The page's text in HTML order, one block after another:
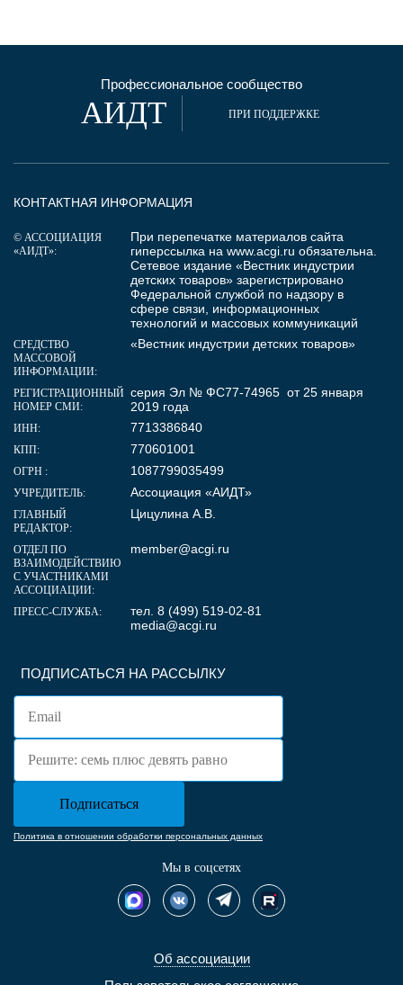
Профессиональное сообщество
АИДТ ПРИ ПОДДЕРЖКЕ
Об ассоциации
ПОДПИСАТЬСЯ НА РАССЫЛКУ
Политика в отношении обработки персональных данных
Мы в соцсетях
КОНТАКТНАЯ ИНФОРМАЦИЯ
© АССОЦИАЦИЯ
«АИДТ»:
При перепечатке материалов сайта
гиперссылка на www.acgi.ru обязательна.
Сетевое издание «Вестник индустрии
детских товаров» зарегистрировано
Федеральной службой по надзору в
сфере связи, информационных
технологий и массовых коммуникаций
СРЕДСТВО
МАССОВОЙ
ИНФОРМАЦИИ:
«Вестник индустрии детских товаров»
РЕГИСТРАЦИОННЫЙ
НОМЕР СМИ:
серия Эл № ФС77-74965 от 25 января
2019 года
ИНН: 7713386840
КПП: 770601001
ОГРН : 1087799035499
УЧРЕДИТЕЛЬ: Ассоциация «АИДТ»
ГЛАВНЫЙ
РЕДАКТОР:
Цицулина А.В.
ОТДЕЛ ПО
ВЗАИМОДЕЙСТВИЮ
С УЧАСТНИКАМИ
АССОЦИАЦИИ:
member@acgi.ru
ПРЕСС-СЛУЖБА:
тел. 8 (499) 519-02-81
media@acgi.ru